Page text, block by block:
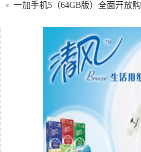
一加手机5（64GB版）全面开放
从未上市过的红米1代：砍掉这款